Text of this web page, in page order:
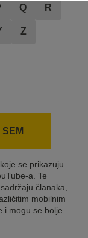
Q R
Z
se prikazuju
a. Te
članaka,
mobilnim
i mogu se bolje